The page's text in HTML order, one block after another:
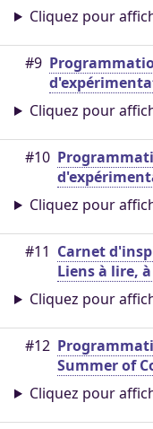
Cliquez pour
#9
Cliquez pour
#10
Cliquez pour
#11 Carnet
Liens à lire,
Cliquez pour
#12
Summer of
Cliquez pour